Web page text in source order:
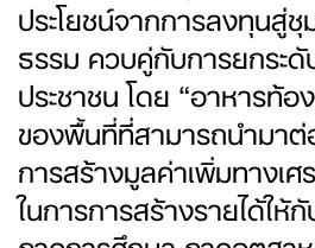
ประโยชน์จากการลงทุนสู่
ธรรม ควบคู่กับการยกร
ประชาชน โดย “อาหารท้
ของพื้นที่ที่สามารถนำมา
การสร้างมูลค่าเพิ่มทางเศ
ในการการสร้างรายได้ให้